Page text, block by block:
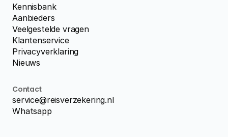
Kennisbank
Aanbieders
Veelgestelde vragen
Klantenservice
Privacyverklaring
Nieuws
Contact
service@reisverzekering.nl
Whatsapp